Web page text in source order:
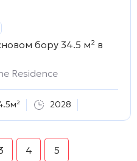
бору 34.5 м² в
Residence
2028
4 5